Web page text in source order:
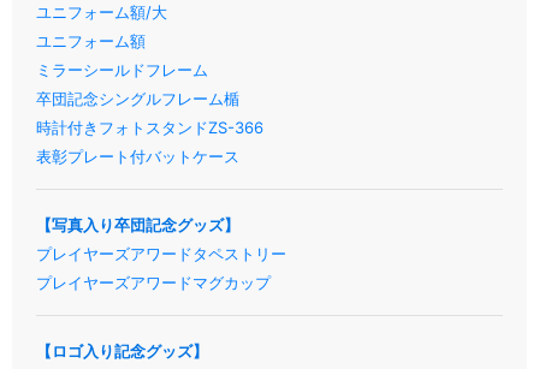
ユニフォーム額/大
ユニフォーム額
ミラーシールドフレーム
卒団記念シングルフレーム楯
時計付きフォトスタンドZS-366
表彰プレート付バットケース
【写真入り卒団記念グッズ】
プレイヤーズアワードタペストリー
プレイヤーズアワードマグカップ
【ロゴ入り記念グッズ】